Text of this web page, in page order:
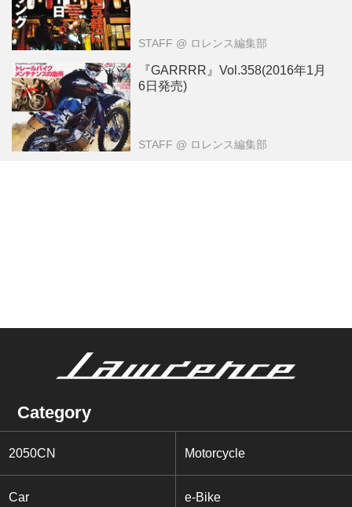
STAFF @ ロレンス編集部
『GARRRR』Vol.358(2016年1月
6日発売)
STAFF @ ロレンス編集部
Category
2050CN Motorcycle
Car e-Bike